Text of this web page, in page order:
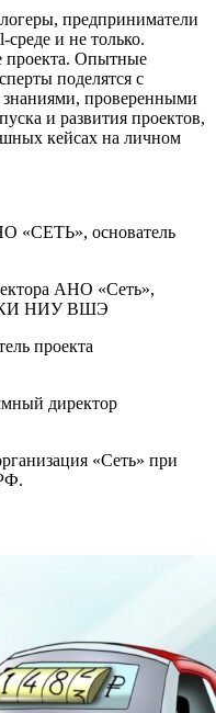
предприниматели
среде и не только.
проекта. Опытные
поделятся с
проверенными
и развития проектов,
кейсах на личном
«СЕТЬ», основатель
АНО «Сеть»,
ФКИ НИУ ВШЭ
проекта
директор
«Сеть» при